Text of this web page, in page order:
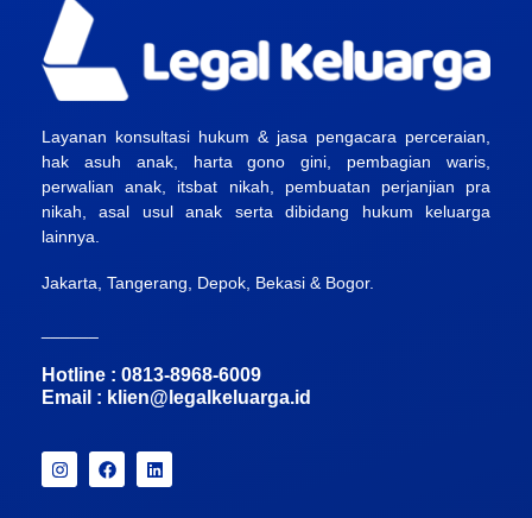
Layanan konsultasi hukum & jasa pengacara perceraian,
hak asuh anak, harta gono gini, pembagian waris,
perwalian anak, itsbat nikah, pembuatan perjanjian pra
nikah, asal usul anak serta dibidang hukum keluarga
lainnya.
Jakarta, Tangerang, Depok, Bekasi & Bogor.
Hotline : 0813-8968-6009
Email : klien@legalkeluarga.id